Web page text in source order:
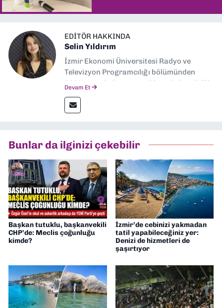
EDITÖR HAKKINDA
Selin Yıldırım
İzmir Ekonomi Üniversitesi Radyo ve
Televizyon Programcılığı bölümünden
2024 senesinde mezun oldum. Dokuz Eylül
editörlük görevini de üstleniyorum.
Devam Et
Bunlar da ilginizi çekebilir
Başkan tutuklu, başkanvekili
CHP’de: Meclis çoğunluğu
kimde?
İzmir’de cebinizi yakmadan
tatil yapabileceğiniz yer:
Denizi de hizmetleri de
şaşırtıyor